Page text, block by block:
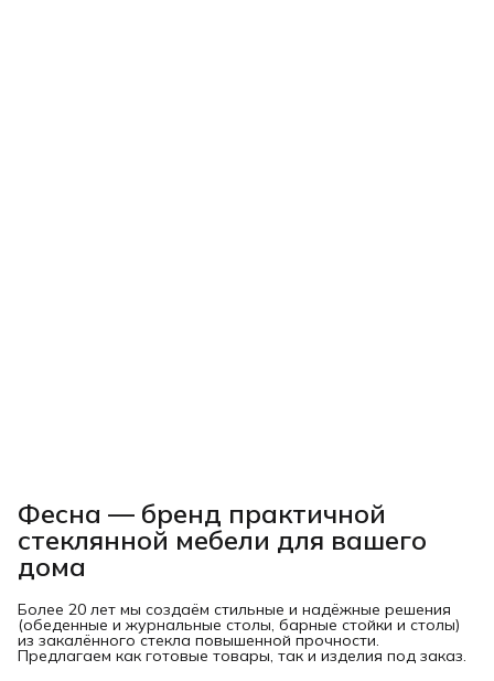
Фесна — бренд практичной
стеклянной мебели для вашего
дома
Более 20 лет мы создаём стильные и надёжные решения
(обеденные и журнальные столы, барные стойки и столы)
из закалённого стекла повышенной прочности.
Предлагаем как готовые товары, так и изделия под заказ.